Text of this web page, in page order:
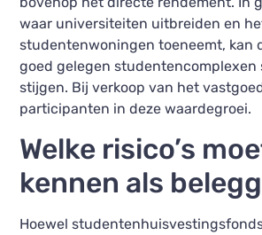
waar universiteiten uitbreiden en
studentenwoningen toeneemt, kan
goed gelegen
stijgen. Bij verkoop van het
participanten in deze waardegroei.
Welke risico’s
kennen als
Hoewel